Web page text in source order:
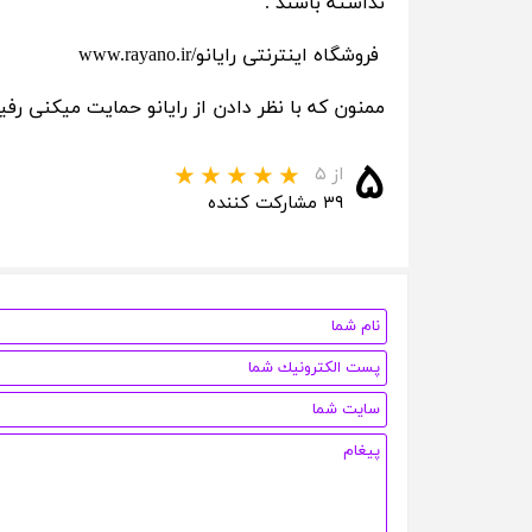
فروشگاه اینترنتی رایانو/www.rayano.ir
ممنون که با نظر دادن از رایانو حمایت میکنی
۵ از ۵
۳۹ مشارکت کننده